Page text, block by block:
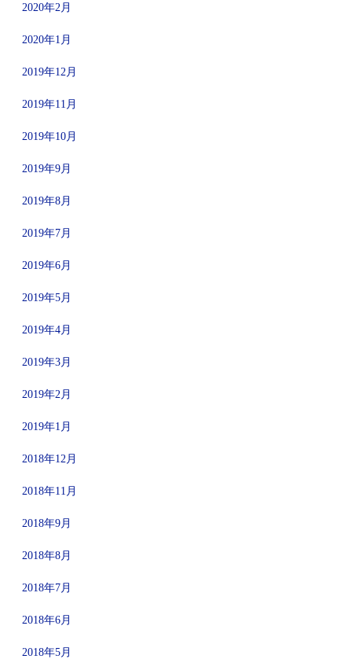
2020年2月
2020年1月
2019年12月
2019年11月
2019年10月
2019年9月
2019年8月
2019年7月
2019年6月
2019年5月
2019年4月
2019年3月
2019年2月
2019年1月
2018年12月
2018年11月
2018年9月
2018年8月
2018年7月
2018年6月
2018年5月